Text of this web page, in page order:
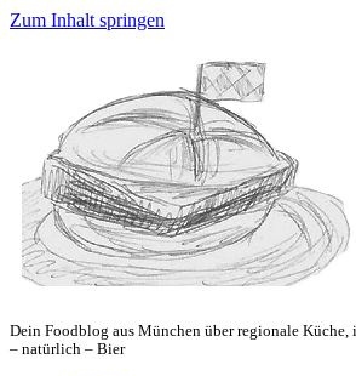
Zum Inhalt springen
Dein Foodblog aus München über regionale Küche,
– natürlich – Bier